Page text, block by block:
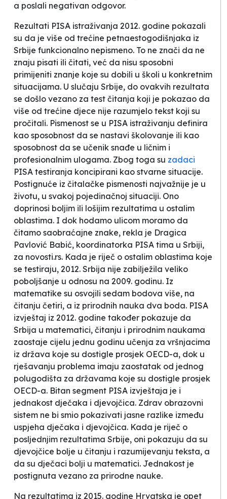
a poslali negativan odgovor.
Rezultati PISA istraživanja 2012. godine pokazali
su da je više od trećine petnaestogodišnjaka iz
Srbije funkcionalno nepismeno. To ne znači da ne
znaju pisati ili čitati, već da nisu sposobni
primijeniti znanje koje su dobili u školi u konkretnim
situacijama. U slučaju Srbije, do ovakvih rezultata
se došlo vezano za test čitanja koji je pokazao da
više od trećine djece nije razumjelo tekst koji su
pročitali. Pismenost se u PISA istraživanju definira
kao sposobnost da se nastavi školovanje ili kao
sposobnost da se učenik snađe u ličnim i
profesionalnim ulogama. Zbog toga su zadaci
PISA testiranja koncipirani kao stvarne situacije.
Postignuće iz čitalačke pismenosti najvažnije je u
životu, u svakoj pojedinačnoj situaciji. Ono
doprinosi boljim ili lošijim rezultatima u ostalim
oblastima. I dok hodamo ulicom moramo da
čitamo saobraćajne znake, rekla je Dragica
Pavlović Babić, koordinatorka PISA tima u Srbiji,
za novosti.rs. Kada je riječ o ostalim oblastima koje
se testiraju, 2012. Srbija nije zabilježila veliko
poboljšanje u odnosu na 2009. godinu. Iz
matematike su osvojili sedam bodova više, na
čitanju četiri, a iz prirodnih nauka dva boda. PISA
izvještaj iz 2012. godine također pokazuje da
Srbija u matematici, čitanju i prirodnim naukama
zaostaje cijelu jednu godinu učenja za vršnjacima
iz država koje su dostigle prosjek OECD-a, dok u
rješavanju problema imaju zaostatak od jednog
polugodišta za državama koje su dostigle prosjek
OECD-a. Bitan segment PISA izvještaja je i
jednakost dječaka i djevojčica. Zdrav obrazovni
sistem ne bi smio pokazivati jasne razlike između
uspjeha dječaka i djevojčica. Kada je riječ o
posljednjim rezultatima Srbije, oni pokazuju da su
djevojčice bolje u čitanju i razumijevanju teksta, a
da su dječaci bolji u matematici. Jednakost je
postignuta vezano za prirodne nauke.
Na rezultatima iz 2015. godine Hrvatska je opet